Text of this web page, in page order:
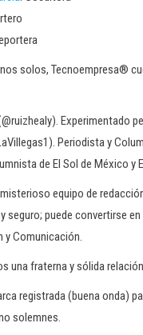
solos, Tecnoempresa®
Experimentado
Periodista y
de El Sol de México y
equipo de
seguro; puede convertirse
y Comunicación.
una fraterna y sólida
registrada (buena onda)
solemnes.